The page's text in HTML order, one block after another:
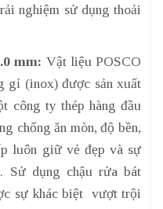
nghiệm sử dụng thoải
mm: Vật liệu POSCO
gỉ (inox) được sản xuất
công ty thép hàng đầu
chống ăn mòn, độ bền,
luôn giữ vẻ đẹp và sự
Sử dụng chậu rửa bát
sự khác biệt vượt trội